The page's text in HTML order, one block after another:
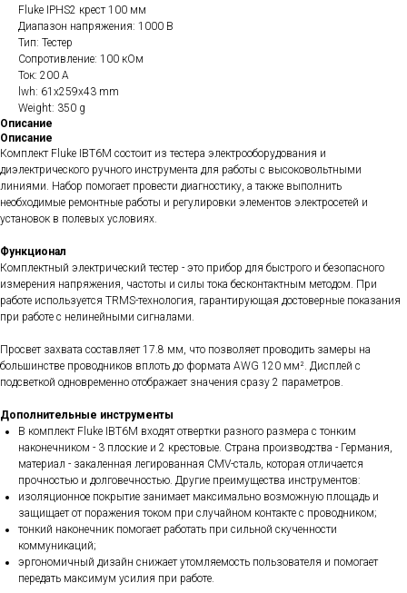
Fluke IPHS2 крест 100 мм
Диапазон напряжения: 1000 В
Тип: Тестер
Сопротивление: 100 кОм
Ток: 200 А
lwh: 61x259x43 mm
Weight: 350 g
Описание
Описание
Комплект Fluke IBT6M состоит из тестера электрооборудования и
диэлектрического ручного инструмента для работы с высоковольтными
линиями. Набор помогает провести диагностику, а также выполнить
необходимые ремонтные работы и регулировки элементов электросетей и
установок в полевых условиях.
Функционал
Комплектный электрический тестер - это прибор для быстрого и безопасного
измерения напряжения, частоты и силы тока бесконтактным методом. При
работе используется TRMS-технология, гарантирующая достоверные показания
при работе с нелинейными сигналами.
Просвет захвата составляет 17.8 мм, что позволяет проводить замеры на
большинстве проводников вплоть до формата AWG 120 мм². Дисплей с
подсветкой одновременно отображает значения сразу 2 параметров.
Дополнительные инструменты
В комплект Fluke IBT6M входят отвертки разного размера с тонким
наконечником - 3 плоские и 2 крестовые. Страна производства - Германия,
материал - закаленная легированная CMV-сталь, которая отличается
прочностью и долговечностью. Другие преимущества инструментов:
изоляционное покрытие занимает максимально возможную площадь и
защищает от поражения током при случайном контакте с проводником;
тонкий наконечник помогает работать при сильной скученности
коммуникаций;
эргономичный дизайн снижает утомляемость пользователя и помогает
передать максимум усилия при работе.